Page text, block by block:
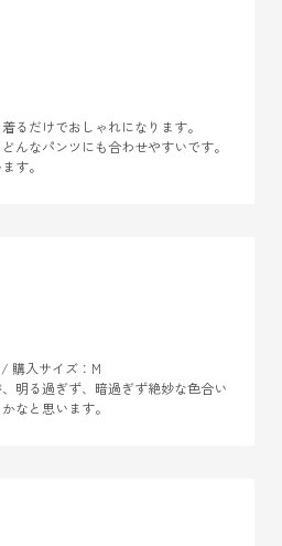
るだけでおしゃれになります。
んなパンツにも合わせやすいです。
す。
購入サイズ：M
明る過ぎず、暗過ぎず絶妙な色合い
なと思います。